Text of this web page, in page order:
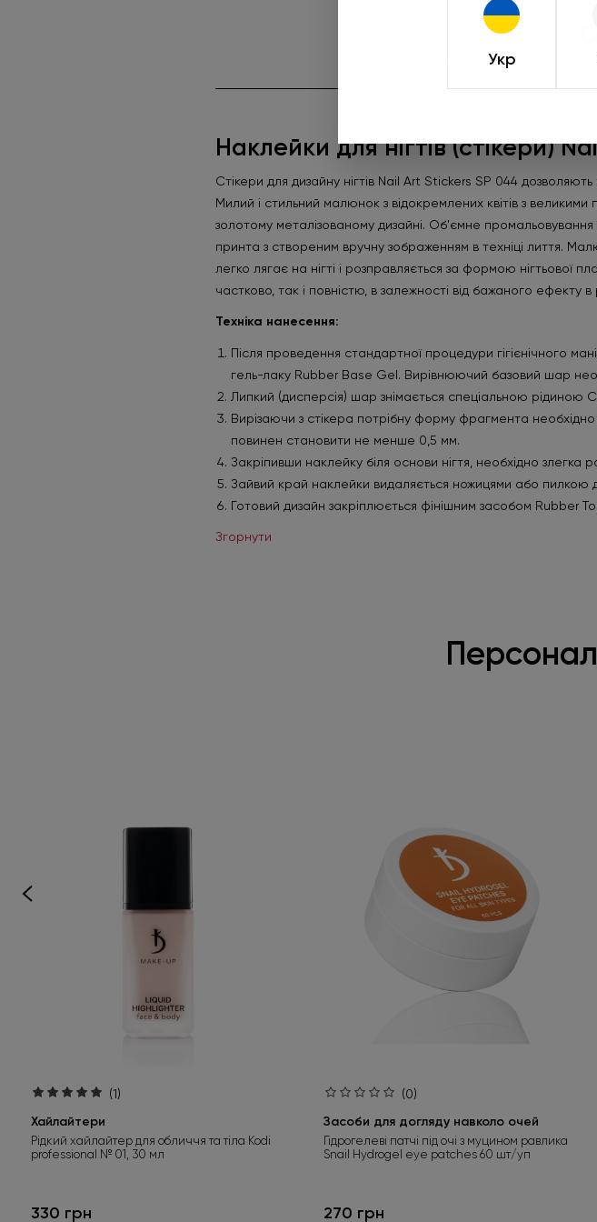
Укр
Наклейки для нігтів
Наклейки для нігтів (стікери)
Стікери для дизайну нігтів Nail Art Stickers SP 044
Милий і стильний малюнок з відокремлених квітів з
золотому металізованому дизайні. Об'ємне
принта з створеним вручну зображенням в техніці лиття.
легко лягає на нігті і розправляється за формою нігтьової
частково, так і повністю, в залежності від бажаного ефекту в
Техніка нанесення:
Після проведення стандартної процедури гігієнічного
гель-лаку Rubber Base Gel. Вирівнюючий базовий шар
Липкий (дисперсія) шар знімається спеціальною рідиною
Вирізаючи з стікера потрібну форму фрагмента
повинен становити не менше 0,5 мм.
Закріпивши наклейку біля основи нігтя, необхідно
Зайвий край наклейки видаляється ножицями або пилкою
Готовий дизайн закріплюється фінішним засобом Rubber
Згорнути
(1)
Хайлайтери
Рідкий хайлайтер для обличчя та тіла Kodi
professional № 01, 30 мл
330 грн
(0)
Засоби для догляду навколо очей
Гідрогелеві патчі під очі з муцином равлика
Snail Hydrogel eye patches 60 шт/уп
270 грн